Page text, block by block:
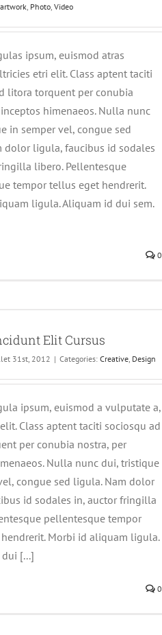
artwork, Photo, Video
ipsum, euismod atras
etri elit. Class aptent taciti
litora torquent per conubia
himenaeos. Nulla nunc
in semper vel, congue sed
dolor ligula, faucibus id sodales
libero. Pellentesque
tempor tellus eget hendrerit.
ligula. Aliquam id dui sem.
0
Elit Cursus
31st, 2012 | Categories: Creative, Design
ipsum, euismod a vulputate a,
Class aptent taciti sociosqu ad
per conubia nostra, per
Nulla nunc dui, tristique
congue sed ligula. Nam dolor
id sodales in, auctor fringilla
pellentesque tempor
Morbi id aliquam ligula.
[...]
0